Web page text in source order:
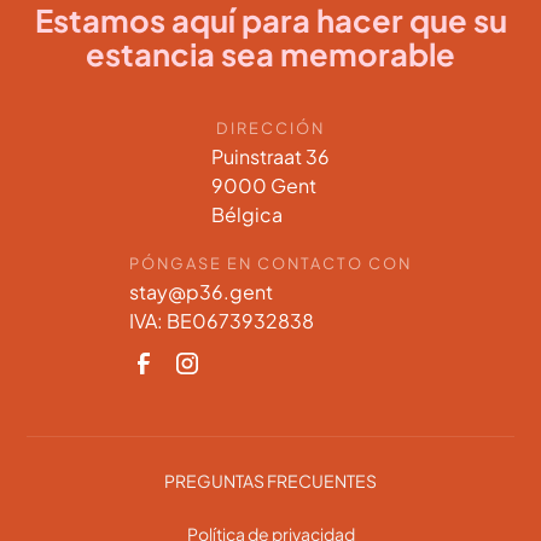
Estamos aquí para hacer que su
estancia sea memorable
DIRECCIÓN
Puinstraat 36
9000 Gent
Bélgica
PÓNGASE EN CONTACTO CON
stay@p36.gent
IVA: BE0673932838
PREGUNTAS FRECUENTES
Política de privacidad